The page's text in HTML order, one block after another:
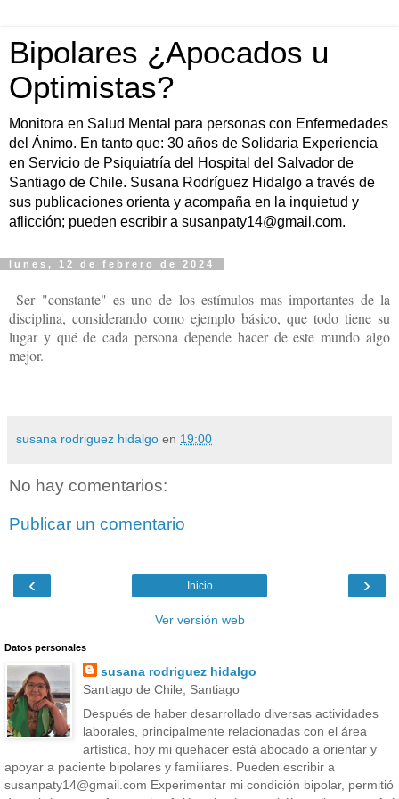
Bipolares ¿Apocados u
Optimistas?
Monitora en Salud Mental para personas con Enfermedades
del Ánimo. En tanto que: 30 años de Solidaria Experiencia
en Servicio de Psiquiatría del Hospital del Salvador de
Santiago de Chile. Susana Rodríguez Hidalgo a través de
sus publicaciones orienta y acompaña en la inquietud y
aflicción; pueden escribir a susanpaty14@gmail.com.
lunes, 12 de febrero de 2024
Ser "constante" es uno de los estímulos mas importantes de la
disciplina, considerando como ejemplo básico, que todo tiene su
lugar y qué de cada persona depende hacer de este mundo algo
mejor.
susana rodriguez hidalgo en 19:00
No hay comentarios:
Publicar un comentario
‹ ›
Inicio
Ver versión web
Datos personales
susana rodriguez hidalgo
Santiago de Chile, Santiago
Después de haber desarrollado diversas actividades
laborales, principalmente relacionadas con el área
artística, hoy mi quehacer está abocado a orientar y
apoyar a paciente bipolares y familiares. Pueden escribir a
susanpaty14@gmail.com Experimentar mi condición bipolar, permitió